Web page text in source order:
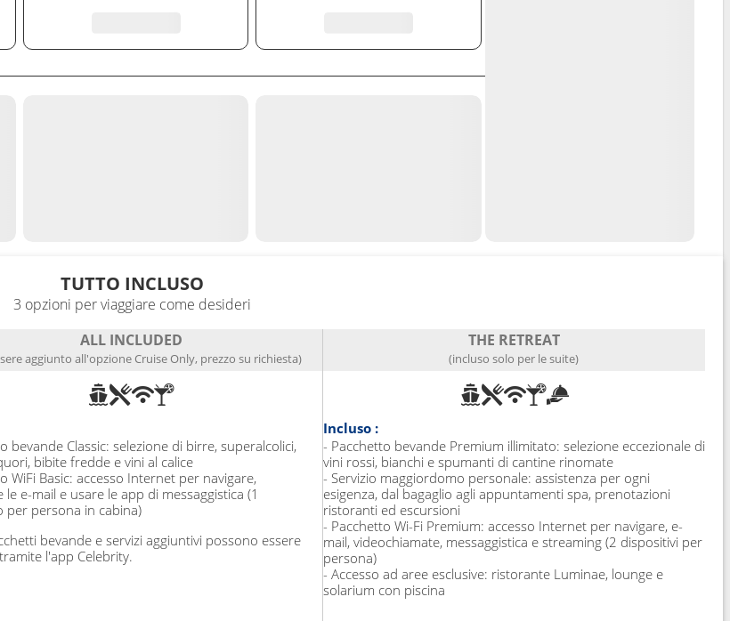
TUTTO INCLUSO
3 opzioni per viaggiare come desideri
ALL INCLUDED
aggiunto all'opzione Cruise Only, prezzo su richiesta)
bevande Classic: selezione di birre, superalcolici,
bibite fredde e vini al calice
WiFi Basic: accesso Internet per navigare,
le e-mail e usare le app di messaggistica (1
per persona in cabina)
bevande e servizi aggiuntivi possono essere
l'app Celebrity.
THE RETREAT
(incluso solo per le suite)
Incluso :
- Pacchetto bevande Premium illimitato: selezione eccezionale di
vini rossi, bianchi e spumanti di cantine rinomate
- Servizio maggiordomo personale: assistenza per ogni
esigenza, dal bagaglio agli appuntamenti spa, prenotazioni
ristoranti ed escursioni
- Pacchetto Wi-Fi Premium: accesso Internet per navigare, e-
mail, videochiamate, messaggistica e streaming (2 dispositivi per
persona)
- Accesso ad aree esclusive: ristorante Luminae, lounge e
solarium con piscina